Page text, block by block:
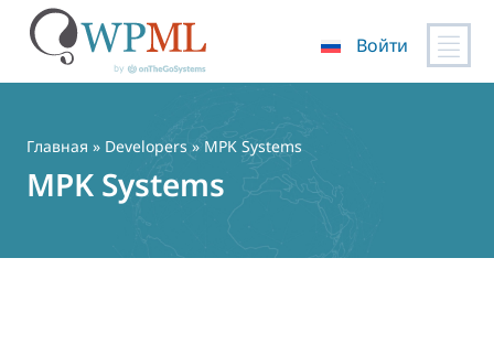
содержимому
Войти
Главная » Developers » MPK Systems
MPK Systems